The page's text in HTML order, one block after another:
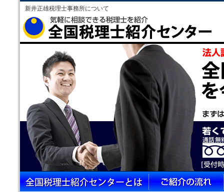
新井正雄税理士事務所について